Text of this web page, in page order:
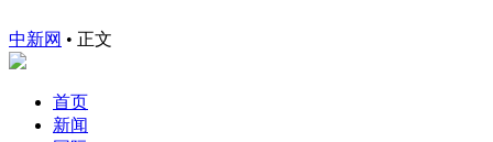
中新网 • 正文
首页
新闻